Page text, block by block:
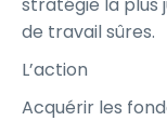
de travail sûres.
L’action
Acquérir les